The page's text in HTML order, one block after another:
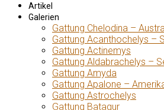
Artikel
Galerien
Gattung Chelodina –
Gattung Acanthochelys –
Gattung Actinemys
Gattung Aldabrachelys –
Gattung Amyda
Gattung Apalone –
Gattung Astrochelys
Gattung Batagur